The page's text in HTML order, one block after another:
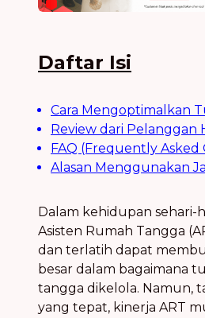
Daftar Isi
Cara Mengoptimalkan
Review dari Pelanggan
FAQ (Frequently Asked
Alasan Menggunakan
Dalam kehidupan sehari-
Asisten Rumah Tangga
dan terlatih dapat
besar dalam bagaimana
tangga dikelola. Namun,
yang tepat, kinerja ART